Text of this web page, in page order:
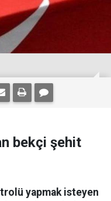
bekçi şehit
yapmak isteyen